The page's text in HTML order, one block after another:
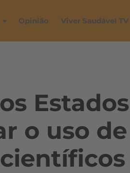
Opinião Viver Saudável TV
o uso